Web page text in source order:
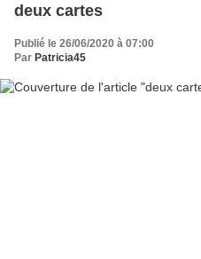
deux cartes
Publié le 26/06/2020 à 07:00
Par Patricia45